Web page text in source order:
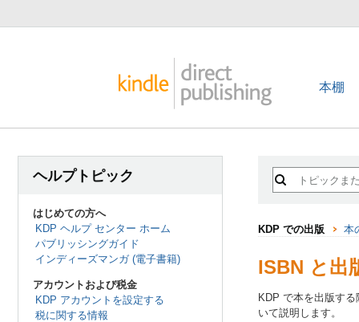
本棚
ヘルプトピック
はじめての方へ
KDP ヘルプ センター ホーム
パブリッシングガイド
インディーズマンガ (電子書籍)
アカウントおよび税金
KDP アカウントを設定する
税に関する情報
KDP での出版 本
ISBN と出
KDP で本を出版す
いて説明します。